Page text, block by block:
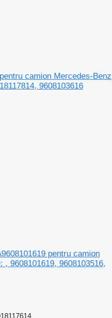
camion Mercedes-Benz
9608103616
pentru camion
9608101619, 9608103516,